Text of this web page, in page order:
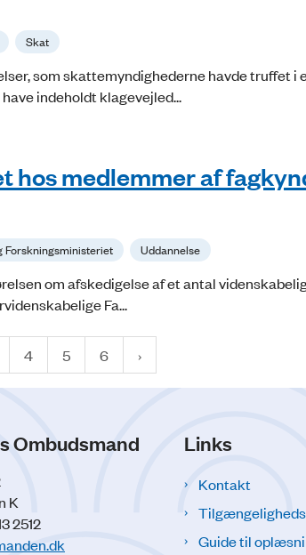
Skat
som skattemyndighederne havde truffet
indeholdt klagevejled...
hos medlemmer af
Forskningsministeriet Uddannelse
om afskedigelse af et antal
Fa...
4 5 6
Ombudsmand
K
2512
Links
Kontakt
Guide til